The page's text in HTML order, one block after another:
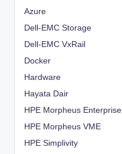
Azure
Dell-EMC Storage
Dell-EMC VxRail
Docker
Hardware
Hayata Dair
HPE Morpheus Enterprise
HPE Morpheus VME
HPE Simplivity